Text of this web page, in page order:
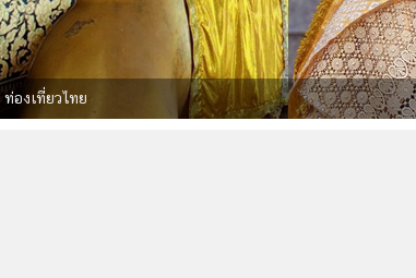
ท่องเที่ยวไทย